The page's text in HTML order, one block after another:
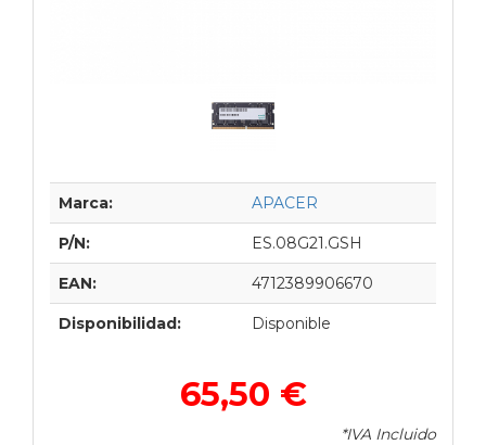
Marca: APACER
P/N: ES.08G21.GSH
EAN: 4712389906670
Disponibilidad: Disponible
65,50 €
*IVA Incluido